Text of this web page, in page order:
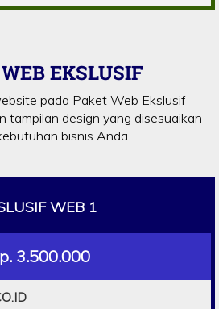
EKSLUSIF
pada Paket Web Ekslusif
tampilan design yang disesuaikan
bisnis Anda
WEB 1
3.500.000